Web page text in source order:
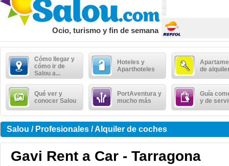
Ocio, turismo y fin de semana
Cómo llegar y
cómo ir de
Salou a...
Hoteles y
Aparthoteles
de
Qué ver y
conocer Salou
PortAventura y
mucho más
Guía
y de
Salou / Profesionales / Alquiler de coches
Gavi Rent a Car - Tarragona